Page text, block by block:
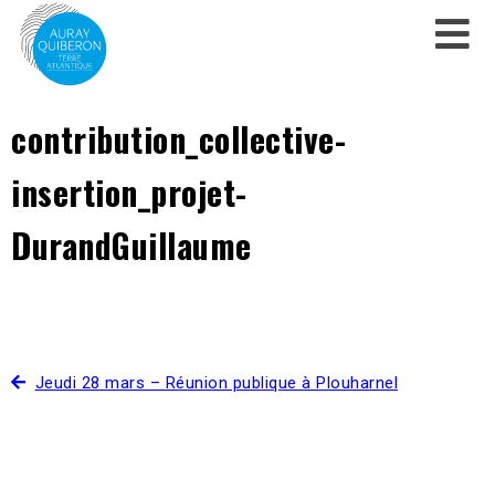
contribution_collective-
insertion_projet-
DurandGuillaume
Jeudi 28 mars – Réunion publique à Plouharnel